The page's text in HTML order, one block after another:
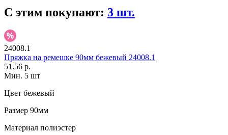
С этим покупают: 3 шт.
24008.1
Пряжка на ремешке 90мм бежевый 24008.1
51.56 р.
Мин. 5 шт
Цвет бежевый
Размер 90мм
Материал полиэстер